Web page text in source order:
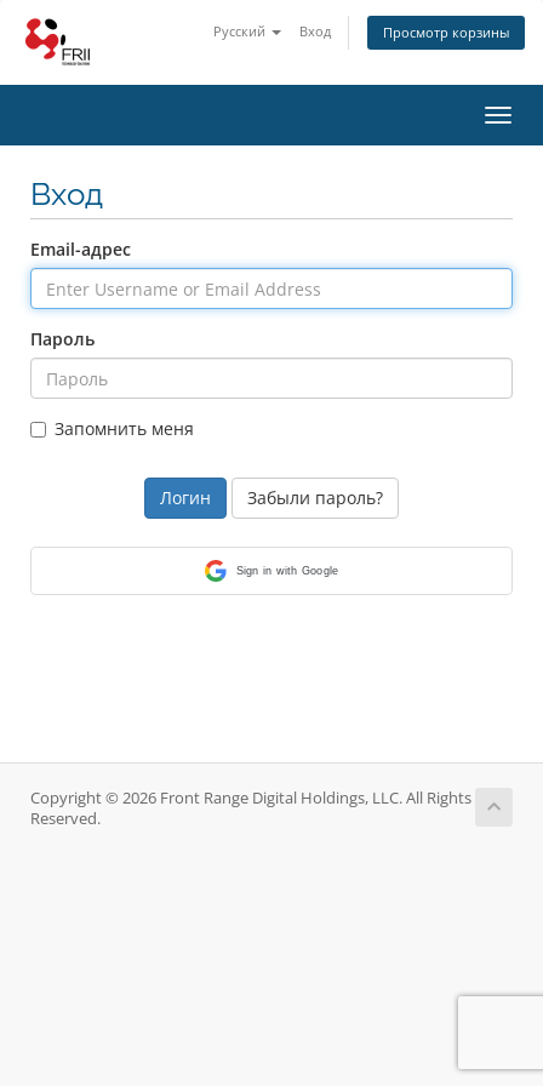
Русский Вход Просмотр корзины
Вход
Email-адрес
Пароль
Запомнить меня
Забыли пароль?
Sign in with Google
Copyright © 2026 Front Range Digital Holdings, LLC. All Rights
Reserved.